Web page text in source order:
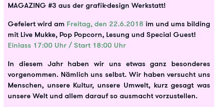
MAGAZING #3 aus der grafik-design Werkstatt!
Gefeiert wird am Freitag, den 22.6.2018 im und ums bilding
mit Live Mukke, Pop Popcorn, Lesung und Special Guest!
Einlass 17:00 Uhr / Start 18:00 Uhr
In diesem Jahr haben wir uns etwas ganz besonderes
vorgenommen. Nämlich uns selbst. Wir haben versucht uns
Menschen, unsere Kultur, unsere Umwelt, kurz gesagt was
unsere Welt und allem darauf so ausmacht vorzustellen.